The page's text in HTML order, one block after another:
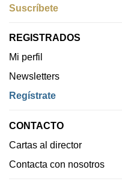
Suscríbete
REGISTRADOS
Mi perfil
Newsletters
Regístrate
CONTACTO
Cartas al director
Contacta con nosotros